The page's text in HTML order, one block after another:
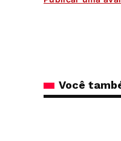
Você